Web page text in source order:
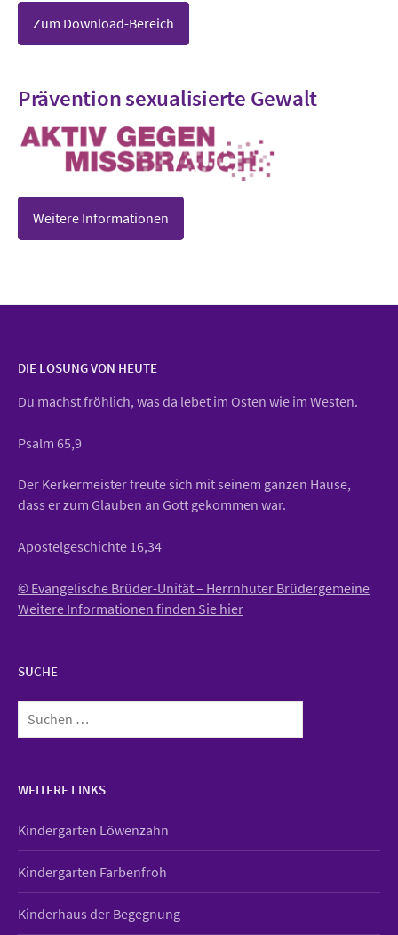
Zum Download-Bereich
Prävention sexualisierte Gewalt
Weitere Informationen
DIE LOSUNG VON HEUTE
Du machst fröhlich, was da lebet im Osten wie im Westen.
Psalm 65,9
Der Kerkermeister freute sich mit seinem ganzen Hause,
dass er zum Glauben an Gott gekommen war.
Apostelgeschichte 16,34
© Evangelische Brüder-Unität – Herrnhuter Brüdergemeine
Weitere Informationen finden Sie hier
SUCHE
Suchen
nach:
WEITERE LINKS
Kindergarten Löwenzahn
Kindergarten Farbenfroh
Kinderhaus der Begegnung